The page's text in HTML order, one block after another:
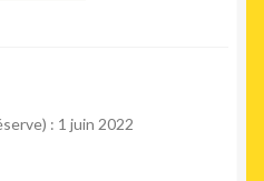
: 1 juin 2022